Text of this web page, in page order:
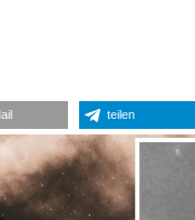
teilen